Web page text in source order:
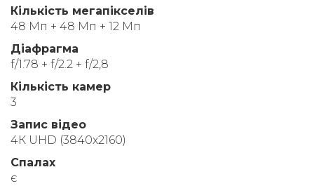
Кількість мегапікселів
48 Мп + 48 Мп + 12 Мп
Діафрагма
f/1.78 + f/2.2 + f/2,8
Кількість камер
3
Запис відео
4К UHD (3840x2160)
Спалах
є